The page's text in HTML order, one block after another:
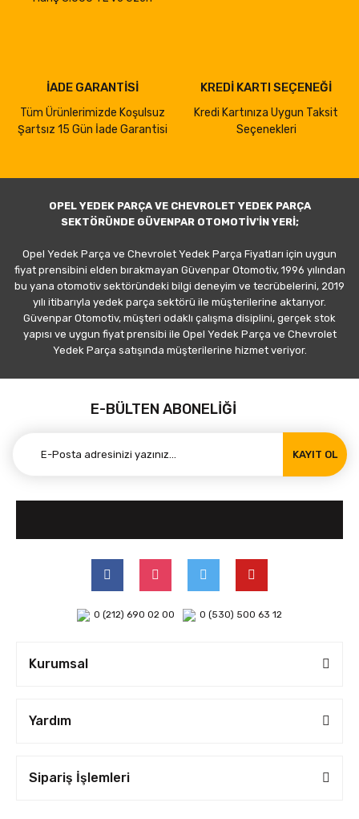
İADE GARANTİSİ
Tüm Ürünlerimizde Koşulsuz
Şartsız 15 Gün İade Garantisi
KREDİ KARTI SEÇENEĞİ
Kredi Kartınıza Uygun Taksit
Seçenekleri
OPEL YEDEK PARÇA VE CHEVROLET YEDEK PARÇA
SEKTÖRÜNDE GÜVENPAR OTOMOTİV'İN YERİ;
Opel Yedek Parça ve Chevrolet Yedek Parça Fiyatları için uygun
fiyat prensibini elden bırakmayan Güvenpar Otomotiv, 1996 yılından
bu yana otomotiv sektöründeki bilgi deneyim ve tecrübelerini, 2019
yılı itibarıyla yedek parça sektörü ile müşterilerine aktarıyor.
Güvenpar Otomotiv, müşteri odaklı çalışma disiplini, gerçek stok
yapısı ve uygun fiyat prensibi ile Opel Yedek Parça ve Chevrolet
Yedek Parça satışında müşterilerine hizmet veriyor.
E-BÜLTEN ABONELİĞİ
KAYIT OL
0 (212) 690 02 00 0 (530) 500 63 12
Kurumsal
Yardım
Sipariş İşlemleri